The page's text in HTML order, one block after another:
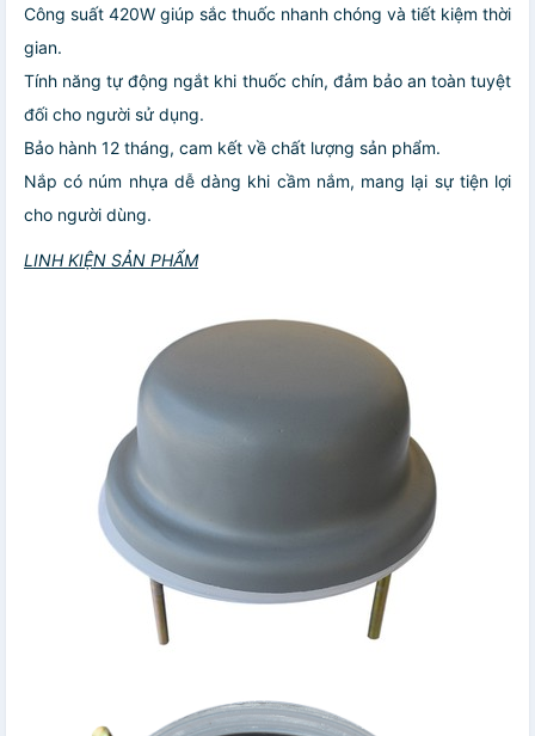
Công suất 420W giúp sắc thuốc nhanh chóng và tiết kiệm thời
gian.
Tính năng tự động ngắt khi thuốc chín, đảm bảo an toàn tuyệt
đối cho người sử dụng.
Bảo hành 12 tháng, cam kết về chất lượng sản phẩm.
Nắp có núm nhựa dễ dàng khi cầm nắm, mang lại sự tiện lợi
cho người dùng.
LINH KIỆN SẢN PHẨM